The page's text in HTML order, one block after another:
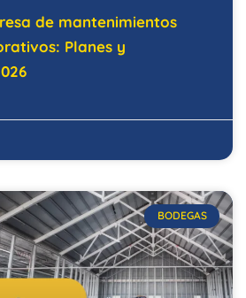
de mantenimientos
Planes y
BODEGAS